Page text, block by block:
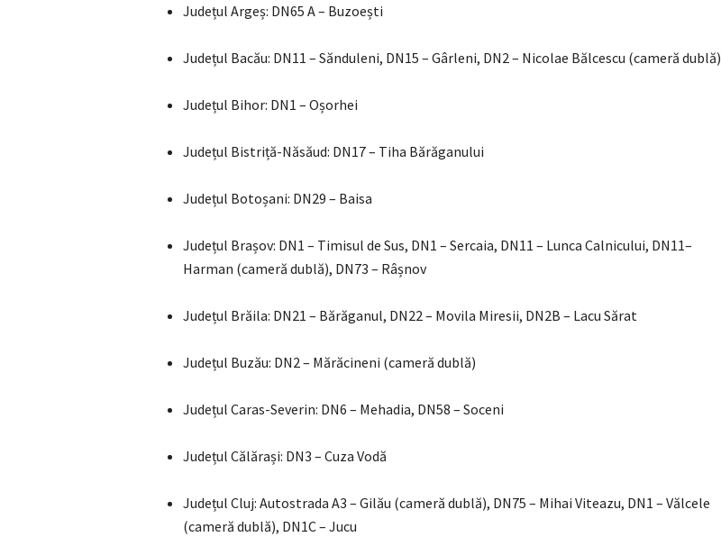
Județul Argeș: DN65 A – Buzoești
Județul Bacău: DN11 – Sănduleni, DN15 – Gârleni, DN2 – Nicolae Bălcescu (cameră dublă)
Județul Bihor: DN1 – Oșorhei
Județul Bistriță-Năsăud: DN17 – Tiha Bărăganului
Județul Botoșani: DN29 – Baisa
Județul Brașov: DN1 – Timisul de Sus, DN1 – Sercaia, DN11 – Lunca Calnicului, DN11–
Harman (cameră dublă), DN73 – Râșnov
Județul Brăila: DN21 – Bărăganul, DN22 – Movila Miresii, DN2B – Lacu Sărat
Județul Buzău: DN2 – Mărăcineni (cameră dublă)
Județul Caras-Severin: DN6 – Mehadia, DN58 – Soceni
Județul Călărași: DN3 – Cuza Vodă
Județul Cluj: Autostrada A3 – Gilău (cameră dublă), DN75 – Mihai Viteazu, DN1 – Vălcele
(cameră dublă), DN1C – Jucu